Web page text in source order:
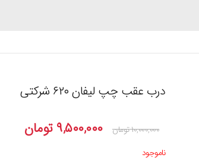
درب عقب چپ لیفان ۶۲۰ شرکتی
۱۰,۰۰۰,۰۰۰تومان ۹,۵۰۰,۰۰۰ تومان
ناموجود